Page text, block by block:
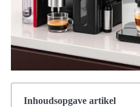
Inhoudsopgave artikel